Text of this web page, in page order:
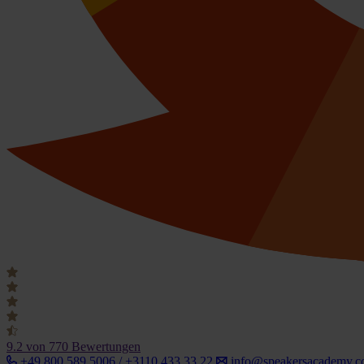
9.2 von 770 Bewertungen
+49 800 589 5006 / +3110 433 33 22